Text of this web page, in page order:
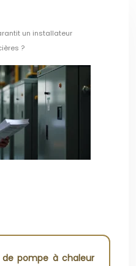
un installateur
?
de pompe à chaleur